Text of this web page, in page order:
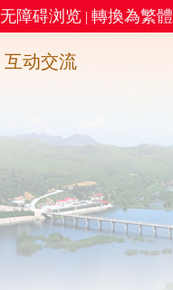
无障碍浏览 | 轉換為繁體
互动交流